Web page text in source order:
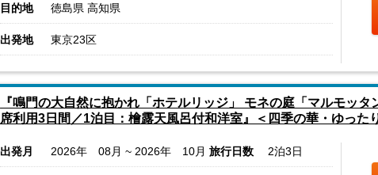
目的地 徳島県 高知県
出発地 東京23区
『鳴門の大自然に抱かれ「ホテルリッジ」 モネの庭「マルモッ
席利用3日間／1泊目：檜露天風呂付和洋室』＜四季の華・ゆった
出発月 2026年 08月 ~ 2026年 10月 旅行日数 2泊3日